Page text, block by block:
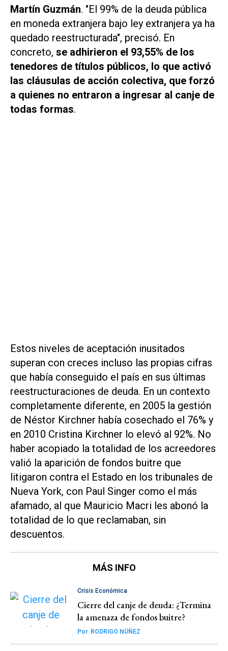
Martín Guzmán. "El 99% de la deuda pública
en moneda extranjera bajo ley extranjera ya ha
quedado reestructurada", precisó. En
concreto, se adhirieron el 93,55% de los
tenedores de títulos públicos, lo que activó
las cláusulas de acción colectiva, que forzó
a quienes no entraron a ingresar al canje de
todas formas.
Estos niveles de aceptación inusitados
superan con creces incluso las propias cifras
que había conseguido el país en sus últimas
reestructuraciones de deuda. En un contexto
completamente diferente, en 2005 la gestión
de Néstor Kirchner había cosechado el 76% y
en 2010 Cristina Kirchner lo elevó al 92%. No
haber acopiado la totalidad de los acreedores
valió la aparición de fondos buitre que
litigaron contra el Estado en los tribunales de
Nueva York, con Paul Singer como el más
afamado, al que Mauricio Macri les abonó la
totalidad de lo que reclamaban, sin
descuentos.
MÁS INFO
Crisis Económica
Cierre del canje de deuda: ¿Termina
la amenaza de fondos buitre?
Por RODRIGO NÚÑEZ